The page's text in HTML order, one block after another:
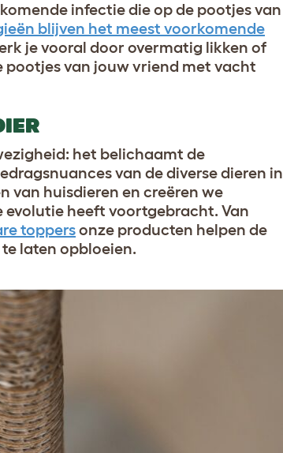
infectie die op de pootjes van
blijven het meest voorkomende
je vooral door overmatig likken of
pootjes van jouw vriend met vacht
het belichaamt de
van de diverse dieren in
van huisdieren en creëren we
evolutie heeft voortgebracht. Van
toppersonze producten helpen de
laten opbloeien.